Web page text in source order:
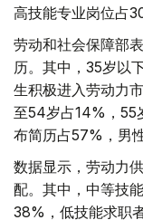
高技能专业岗位占
劳动和社会保障部
历。其中，35岁以
生积极进入劳动力
至54岁占14%，55
布简历占57%，男
数据显示，劳动力
配。其中，中等技
38%，低技能求职